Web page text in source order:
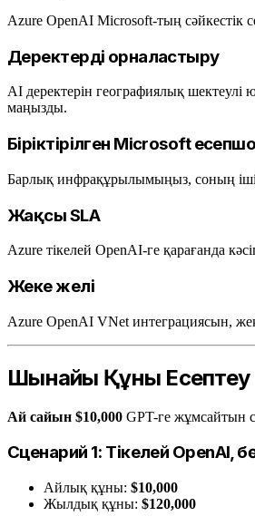
Azure OpenAI Microsoft-тың сәйкестік
Деректерді орналастыру
AI деректерін географиялық шектеулі
маңызды.
Біріктірілген Microsoft
Барлық инфрақұрылымыңыз, соның
Жақсы SLA
Azure тікелей OpenAI-ге қарағанда
Жеке желі
Azure OpenAI VNet интеграциясын,
Шынайы Құны Есептеу
Ай сайын $10,000 GPT-ге жұмсайтын
Сценарий 1: Тікелей OpenAI,
Айлық құны: $10,000
Жылдық құны: $120,000